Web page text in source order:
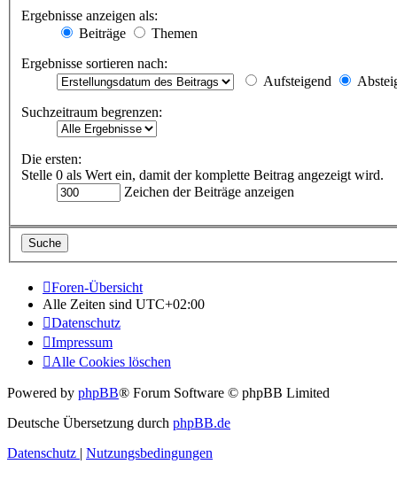
Ergebnisse anzeigen als:
Beiträge
Themen
Ergebnisse sortieren nach:
Aufsteigend
Suchzeitraum begrenzen:
Die ersten:
Stelle 0 als Wert ein, damit der komplette Beitrag angezeigt wird.
Zeichen der Beiträge anzeigen
Foren-Übersicht
Alle Zeiten sind UTC+02:00
Datenschutz
Impressum
Alle Cookies löschen
Powered by phpBB® Forum Software © phpBB Limited
Deutsche Übersetzung durch phpBB.de
Datenschutz | Nutzungsbedingungen